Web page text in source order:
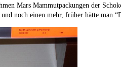
Mars Mammutpackungen der
noch einen mehr, früher hätte man